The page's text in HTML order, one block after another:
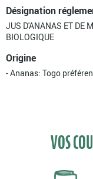
Désignation
JUS D'ANANAS ET DE
BIOLOGIQUE
Origine
- Ananas: Togo
VOS